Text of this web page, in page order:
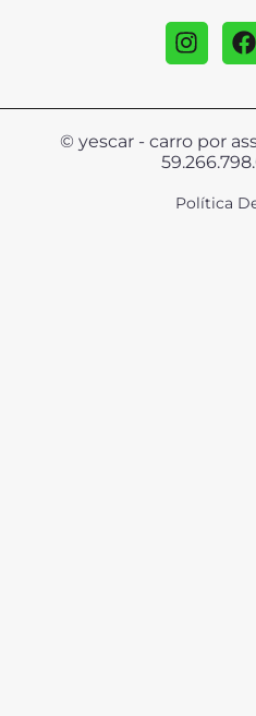
© yescar - carro por
Política